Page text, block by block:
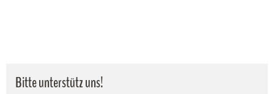
Bitte unterstütz uns!